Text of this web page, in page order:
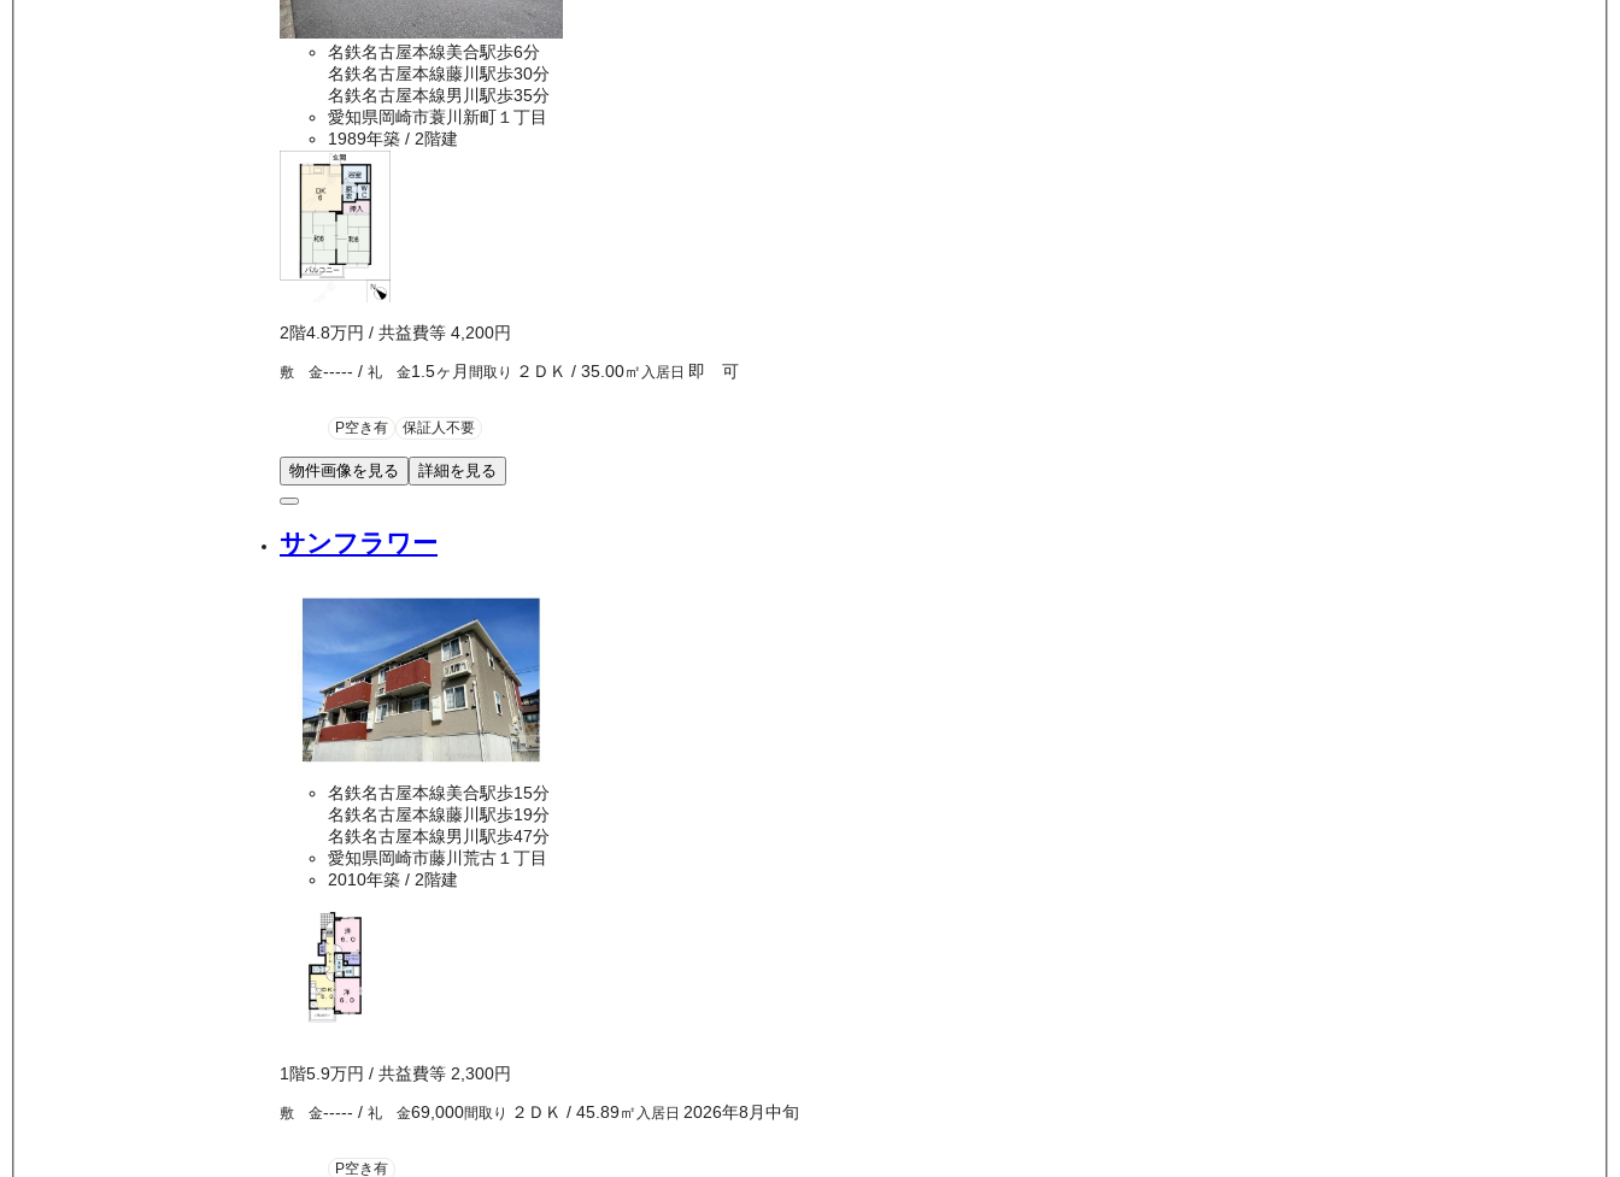
名鉄名古屋本線美合駅歩6分
名鉄名古屋本線藤川駅歩30分
名鉄名古屋本線男川駅歩35分
愛知県岡崎市蓑川新町１丁目
1989年築 / 2階建
2階4.8万円 / 共益費等 4,200円
敷 金----- / 礼 金1.5ヶ月 間取り ２ＤＫ / 35.00㎡ 入居日 即 可
P空き有 保証人不要
物件画像を見る 詳細を見る
サンフラワー
名鉄名古屋本線美合駅歩15分
名鉄名古屋本線藤川駅歩19分
名鉄名古屋本線男川駅歩47分
愛知県岡崎市藤川荒古１丁目
2010年築 / 2階建
1 階5.9万円 / 共益費等 2,300円
敷 金----- / 礼 金69,000間取り ２ＤＫ / 45.89㎡ 入居日 2026年8月中旬
P空き有